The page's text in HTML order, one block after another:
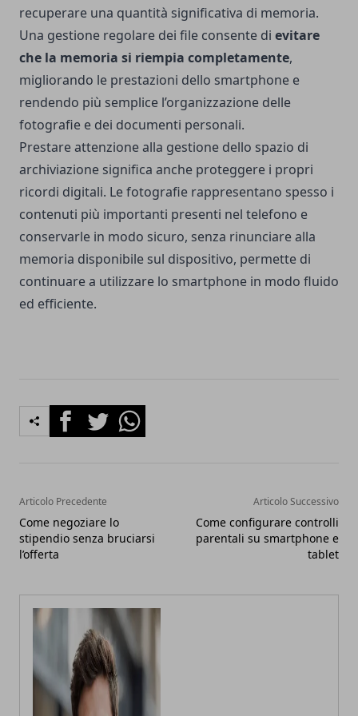
recuperare una quantità significativa di memoria.
Una gestione regolare dei file consente di evitare
che la memoria si riempia completamente,
migliorando le prestazioni dello smartphone e
rendendo più semplice l’organizzazione delle
fotografie e dei documenti personali.
Prestare attenzione alla gestione dello spazio di
archiviazione significa anche proteggere i propri
ricordi digitali. Le fotografie rappresentano spesso i
contenuti più importanti presenti nel telefono e
conservarle in modo sicuro, senza rinunciare alla
memoria disponibile sul dispositivo, permette di
continuare a utilizzare lo smartphone in modo fluido
ed efficiente.
FacebookTwitterWhatsapp
Articolo Precedente
Come negoziare lo
stipendio senza bruciarsi
l’offerta
Articolo Successivo
Come configurare controlli
parentali su smartphone e
tablet